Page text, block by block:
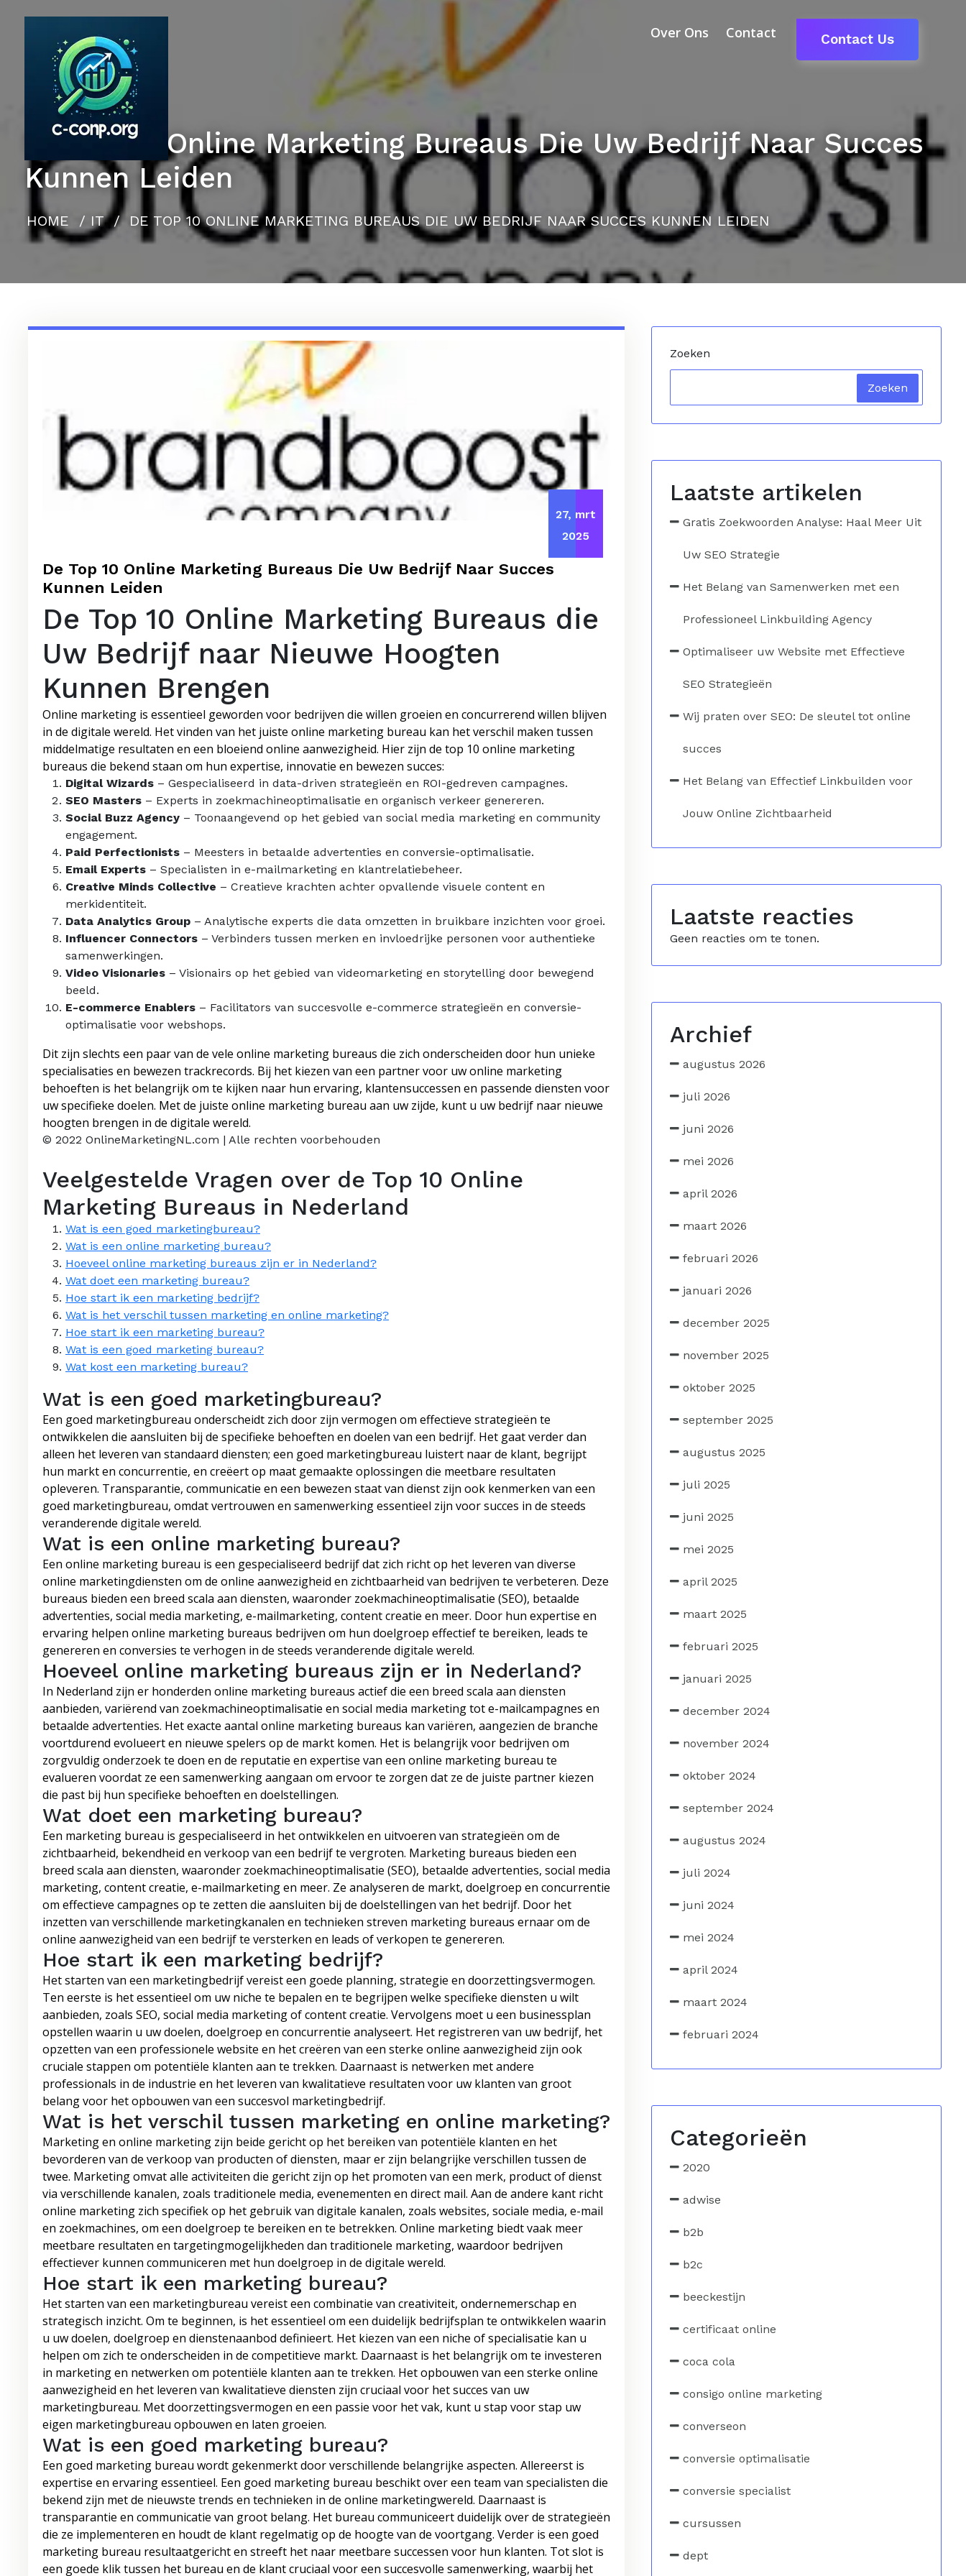
Over Ons Contact Contact Us
De Top 10 Online Marketing Bureaus Die Uw Bedrijf Naar Succes
Kunnen Leiden
HOME / IT/ DE TOP 10 ONLINE MARKETING BUREAUS DIE UW BEDRIJF NAAR SUCCES KUNNEN LEIDEN
27, mrt
2025
De Top 10 Online Marketing Bureaus Die Uw Bedrijf Naar Succes
Kunnen Leiden
De Top 10 Online Marketing Bureaus die
Uw Bedrijf naar Nieuwe Hoogten
Kunnen Brengen
Online marketing is essentieel geworden voor bedrijven die willen groeien en concurrerend willen blijven
in de digitale wereld. Het vinden van het juiste online marketing bureau kan het verschil maken tussen
middelmatige resultaten en een bloeiend online aanwezigheid. Hier zijn de top 10 online marketing
bureaus die bekend staan om hun expertise, innovatie en bewezen succes:
Digital Wizards – Gespecialiseerd in data-driven strategieën en ROI-gedreven campagnes.
SEO Masters – Experts in zoekmachineoptimalisatie en organisch verkeer genereren.
Social Buzz Agency – Toonaangevend op het gebied van social media marketing en community
engagement.
Paid Perfectionists – Meesters in betaalde advertenties en conversie-optimalisatie.
Email Experts – Specialisten in e-mailmarketing en klantrelatiebeheer.
Creative Minds Collective – Creatieve krachten achter opvallende visuele content en
merkidentiteit.
Data Analytics Group – Analytische experts die data omzetten in bruikbare inzichten voor groei.
Influencer Connectors – Verbinders tussen merken en invloedrijke personen voor authentieke
samenwerkingen.
Video Visionaries – Visionairs op het gebied van videomarketing en storytelling door bewegend
beeld.
E-commerce Enablers – Facilitators van succesvolle e-commerce strategieën en conversie-
optimalisatie voor webshops.
Dit zijn slechts een paar van de vele online marketing bureaus die zich onderscheiden door hun unieke
specialisaties en bewezen trackrecords. Bij het kiezen van een partner voor uw online marketing
behoeften is het belangrijk om te kijken naar hun ervaring, klantensuccessen en passende diensten voor
uw specifieke doelen. Met de juiste online marketing bureau aan uw zijde, kunt u uw bedrijf naar nieuwe
hoogten brengen in de digitale wereld.
© 2022 OnlineMarketingNL.com | Alle rechten voorbehouden
Veelgestelde Vragen over de Top 10 Online
Marketing Bureaus in Nederland
Wat is een goed marketingbureau?
Wat is een online marketing bureau?
Hoeveel online marketing bureaus zijn er in Nederland?
Wat doet een marketing bureau?
Hoe start ik een marketing bedrijf?
Wat is het verschil tussen marketing en online marketing?
Hoe start ik een marketing bureau?
Wat is een goed marketing bureau?
Wat kost een marketing bureau?
Wat is een goed marketingbureau?
Een goed marketingbureau onderscheidt zich door zijn vermogen om effectieve strategieën te
ontwikkelen die aansluiten bij de specifieke behoeften en doelen van een bedrijf. Het gaat verder dan
alleen het leveren van standaard diensten; een goed marketingbureau luistert naar de klant, begrijpt
hun markt en concurrentie, en creëert op maat gemaakte oplossingen die meetbare resultaten
opleveren. Transparantie, communicatie en een bewezen staat van dienst zijn ook kenmerken van een
goed marketingbureau, omdat vertrouwen en samenwerking essentieel zijn voor succes in de steeds
veranderende digitale wereld.
Wat is een online marketing bureau?
Een online marketing bureau is een gespecialiseerd bedrijf dat zich richt op het leveren van diverse
online marketingdiensten om de online aanwezigheid en zichtbaarheid van bedrijven te verbeteren. Deze
bureaus bieden een breed scala aan diensten, waaronder zoekmachineoptimalisatie (SEO), betaalde
advertenties, social media marketing, e-mailmarketing, content creatie en meer. Door hun expertise en
ervaring helpen online marketing bureaus bedrijven om hun doelgroep effectief te bereiken, leads te
genereren en conversies te verhogen in de steeds veranderende digitale wereld.
Hoeveel online marketing bureaus zijn er in Nederland?
In Nederland zijn er honderden online marketing bureaus actief die een breed scala aan diensten
aanbieden, variërend van zoekmachineoptimalisatie en social media marketing tot e-mailcampagnes en
betaalde advertenties. Het exacte aantal online marketing bureaus kan variëren, aangezien de branche
voortdurend evolueert en nieuwe spelers op de markt komen. Het is belangrijk voor bedrijven om
zorgvuldig onderzoek te doen en de reputatie en expertise van een online marketing bureau te
evalueren voordat ze een samenwerking aangaan om ervoor te zorgen dat ze de juiste partner kiezen
die past bij hun specifieke behoeften en doelstellingen.
Wat doet een marketing bureau?
Een marketing bureau is gespecialiseerd in het ontwikkelen en uitvoeren van strategieën om de
zichtbaarheid, bekendheid en verkoop van een bedrijf te vergroten. Marketing bureaus bieden een
breed scala aan diensten, waaronder zoekmachineoptimalisatie (SEO), betaalde advertenties, social media
marketing, content creatie, e-mailmarketing en meer. Ze analyseren de markt, doelgroep en concurrentie
om effectieve campagnes op te zetten die aansluiten bij de doelstellingen van het bedrijf. Door het
inzetten van verschillende marketingkanalen en technieken streven marketing bureaus ernaar om de
online aanwezigheid van een bedrijf te versterken en leads of verkopen te genereren.
Hoe start ik een marketing bedrijf?
Het starten van een marketingbedrijf vereist een goede planning, strategie en doorzettingsvermogen.
Ten eerste is het essentieel om uw niche te bepalen en te begrijpen welke specifieke diensten u wilt
aanbieden, zoals SEO, social media marketing of content creatie. Vervolgens moet u een businessplan
opstellen waarin u uw doelen, doelgroep en concurrentie analyseert. Het registreren van uw bedrijf, het
opzetten van een professionele website en het creëren van een sterke online aanwezigheid zijn ook
cruciale stappen om potentiële klanten aan te trekken. Daarnaast is netwerken met andere
professionals in de industrie en het leveren van kwalitatieve resultaten voor uw klanten van groot
belang voor het opbouwen van een succesvol marketingbedrijf.
Wat is het verschil tussen marketing en online marketing?
Marketing en online marketing zijn beide gericht op het bereiken van potentiële klanten en het
bevorderen van de verkoop van producten of diensten, maar er zijn belangrijke verschillen tussen de
twee. Marketing omvat alle activiteiten die gericht zijn op het promoten van een merk, product of dienst
via verschillende kanalen, zoals traditionele media, evenementen en direct mail. Aan de andere kant richt
online marketing zich specifiek op het gebruik van digitale kanalen, zoals websites, sociale media, e-mail
en zoekmachines, om een doelgroep te bereiken en te betrekken. Online marketing biedt vaak meer
meetbare resultaten en targetingmogelijkheden dan traditionele marketing, waardoor bedrijven
effectiever kunnen communiceren met hun doelgroep in de digitale wereld.
Hoe start ik een marketing bureau?
Het starten van een marketingbureau vereist een combinatie van creativiteit, ondernemerschap en
strategisch inzicht. Om te beginnen, is het essentieel om een duidelijk bedrijfsplan te ontwikkelen waarin
u uw doelen, doelgroep en dienstenaanbod definieert. Het kiezen van een niche of specialisatie kan u
helpen om zich te onderscheiden in de competitieve markt. Daarnaast is het belangrijk om te investeren
in marketing en netwerken om potentiële klanten aan te trekken. Het opbouwen van een sterke online
aanwezigheid en het leveren van kwalitatieve diensten zijn cruciaal voor het succes van uw
marketingbureau. Met doorzettingsvermogen en een passie voor het vak, kunt u stap voor stap uw
eigen marketingbureau opbouwen en laten groeien.
Wat is een goed marketing bureau?
Een goed marketing bureau wordt gekenmerkt door verschillende belangrijke aspecten. Allereerst is
expertise en ervaring essentieel. Een goed marketing bureau beschikt over een team van specialisten die
bekend zijn met de nieuwste trends en technieken in de online marketingwereld. Daarnaast is
transparantie en communicatie van groot belang. Het bureau communiceert duidelijk over de strategieën
die ze implementeren en houdt de klant regelmatig op de hoogte van de voortgang. Verder is een goed
marketing bureau resultaatgericht en streeft het naar meetbare successen voor hun klanten. Tot slot is
een goede klik tussen het bureau en de klant cruciaal voor een succesvolle samenwerking, waarbij het
Zoeken
Zoeken
Laatste artikelen
Gratis Zoekwoorden Analyse: Haal Meer Uit
Uw SEO Strategie
Het Belang van Samenwerken met een
Professioneel Linkbuilding Agency
Optimaliseer uw Website met Effectieve
SEO Strategieën
Wij praten over SEO: De sleutel tot online
succes
Het Belang van Effectief Linkbuilden voor
Jouw Online Zichtbaarheid
Laatste reacties
Geen reacties om te tonen.
Archief
augustus 2026
juli 2026
juni 2026
mei 2026
april 2026
maart 2026
februari 2026
januari 2026
december 2025
november 2025
oktober 2025
september 2025
augustus 2025
juli 2025
juni 2025
mei 2025
april 2025
maart 2025
februari 2025
januari 2025
december 2024
november 2024
oktober 2024
september 2024
augustus 2024
juli 2024
juni 2024
mei 2024
april 2024
maart 2024
februari 2024
Categorieën
2020
adwise
b2b
b2c
beeckestijn
certificaat online
coca cola
consigo online marketing
converseon
conversie optimalisatie
conversie specialist
cursussen
dept